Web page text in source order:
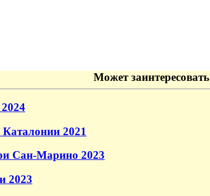
Может заинтересовать
2021
Сан-Марино 2023
2023